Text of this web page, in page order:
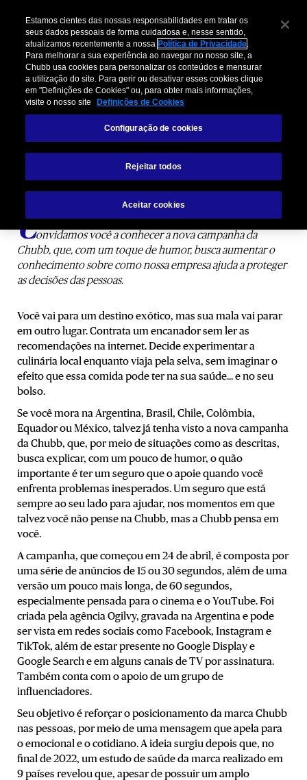
Você não pensa na Chubb quando...
Convidamos você a conhecer a nova campanha da
Chubb, que, com um toque de humor, busca aumentar o
conhecimento sobre como nossa empresa ajuda a proteger
as decisões das pessoas.
Você vai para um destino exótico, mas sua mala vai parar
em outro lugar. Contrata um encanador sem ler as
recomendações na internet. Decide experimentar a
culinária local enquanto viaja pela selva, sem imaginar o
efeito que essa comida pode ter na sua saúde... e no seu
bolso.
Se você mora na Argentina, Brasil, Chile, Colômbia,
Equador ou México, talvez já tenha visto a nova campanha
da Chubb, que, por meio de situações como as descritas,
busca explicar, com um pouco de humor, o quão
importante é ter um seguro que o apoie quando você
enfrenta problemas inesperados. Um seguro que está
sempre ao seu lado para ajudar, nos momentos em que
talvez você não pense na Chubb, mas a Chubb pensa em
você.
A campanha, que começou em 24 de abril, é composta por
uma série de anúncios de 15 ou 30 segundos, além de uma
versão um pouco mais longa, de 60 segundos,
especialmente pensada para o cinema e o YouTube. Foi
criada pela agência Ogilvy, gravada na Argentina e pode
ser vista em redes sociais como Facebook, Instagram e
TikTok, além de estar presente no Google Display e
Google Search e em alguns canais de TV por assinatura.
Também conta com o apoio de um grupo de
influenciadores.
Seu objetivo é reforçar o posicionamento da marca Chubb
nas pessoas, por meio de uma mensagem que apela para
o emocional e o cotidiano. A ideia surgiu depois que, no
final de 2022, um estudo de saúde da marca realizado em
9 países revelou que, apesar de possuir um amplo
Estamos cientes das nossas responsabilidades em tratar os
seus dados pessoais de forma cuidadosa e, nesse sentido,
atualizamos recentemente a nossa Política de Privacidade.
Para melhorar a sua experiência ao navegar no nosso site, a
Chubb usa cookies para personalizar os conteúdos e mensurar
a utilização do site. Para gerir ou desativar esses cookies clique
em "Definições de Cookies" ou, para obter mais informações,
visite o nosso site
Definições de Cookies
Configuração de cookies
Rejeitar todos
Aceitar cookies